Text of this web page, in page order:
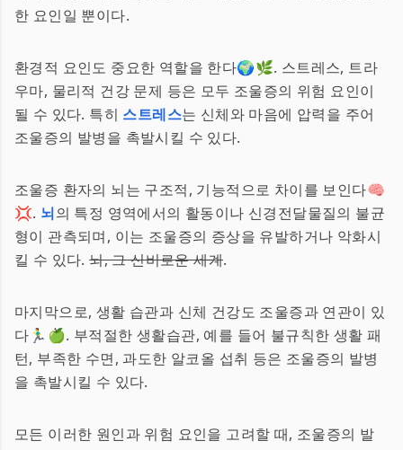
한 요인일 뿐이다.
환경적 요인도 중요한 역할을 한다🌍🌿. 스트레스, 트라
우마, 물리적 건강 문제 등은 모두 조울증의 위험 요인이
될 수 있다. 특히 스트레스는 신체와 마음에 압력을 주어
조울증의 발병을 촉발시킬 수 있다.
조울증 환자의 뇌는 구조적, 기능적으로 차이를 보인다🧠
💢. 뇌의 특정 영역에서의 활동이나 신경전달물질의 불균
형이 관측되며, 이는 조울증의 증상을 유발하거나 악화시
킬 수 있다.뇌, 그 신비로운 세계.
마지막으로, 생활 습관과 신체 건강도 조울증과 연관이 있
다🏃‍♂️🍏. 부적절한 생활습관, 예를 들어 불규칙한 생활 패
턴, 부족한 수면, 과도한 알코올 섭취 등은 조울증의 발병
을 촉발시킬 수 있다.
모든 이러한 원인과 위험 요인을 고려할 때, 조울증의 발